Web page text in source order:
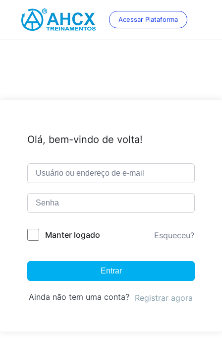
content
Acessar Plataforma
Olá, bem-vindo de volta!
Manter logado Esqueceu?
Entrar
Ainda não tem uma conta? Registrar agora